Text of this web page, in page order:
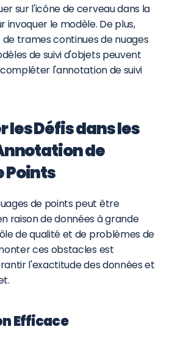
sur l'icône de cerveau dans la
invoquer le modèle. De plus,
trames continues de nuages
de suivi d'objets peuvent
l'annotation de suivi
les Défis dans les
de
Points
de points peut être
raison de données à grande
de qualité et de problèmes de
ces obstacles est
l'exactitude des données et
Efficace